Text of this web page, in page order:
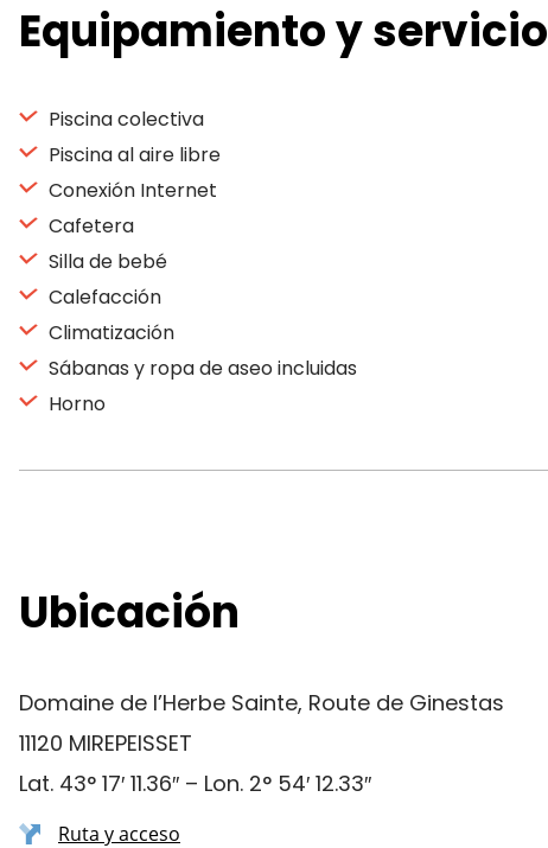
Equipamiento y servicio
Piscina colectiva
Piscina al aire libre
Conexión Internet
Cafetera
Silla de bebé
Calefacción
Climatización
Sábanas y ropa de aseo incluidas
Horno
Ubicación
Domaine de l’Herbe Sainte, Route de Ginestas
11120 MIREPEISSET
Lat. 43° 17′ 11.36″ – Lon. 2° 54′ 12.33″
Ruta y acceso